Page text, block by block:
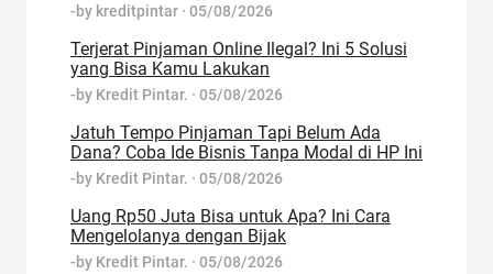
-by kreditpintar · 05/08/2026
Terjerat Pinjaman Online Ilegal? Ini 5 Solusi
yang Bisa Kamu Lakukan
-by Kredit Pintar. · 05/08/2026
Jatuh Tempo Pinjaman Tapi Belum Ada
Dana? Coba Ide Bisnis Tanpa Modal di HP Ini
-by Kredit Pintar. · 05/08/2026
Uang Rp50 Juta Bisa untuk Apa? Ini Cara
Mengelolanya dengan Bijak
-by Kredit Pintar. · 05/08/2026